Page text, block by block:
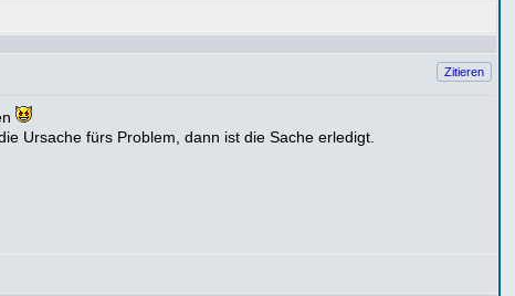
Zitieren
Ursache fürs Problem, dann ist die Sache erledigt.